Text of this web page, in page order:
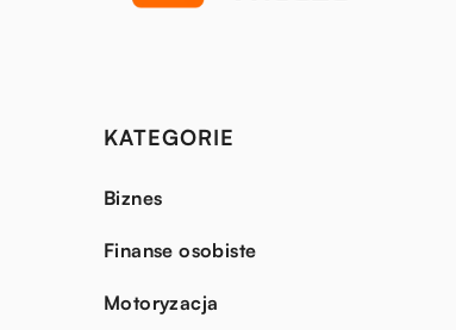
KATEGORIE
Biznes
Finanse osobiste
Motoryzacja